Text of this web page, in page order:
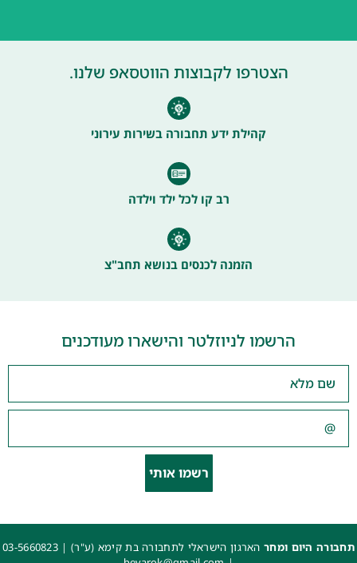
הצטרפו לקבוצות הווטסאפ שלנו.
קהילת ידע תחבורה בשירות עירוני
רב קו לכל ילד וילדה
הזמנה לכנסים בנושא תחב"צ
הרשמו לניוזלטר והישארו מעודכנים
רשמו אותי
תחבורה היום ומחרהארגון הישראלי לתחבורה בת קימא (ע"ר) | 03-5660823